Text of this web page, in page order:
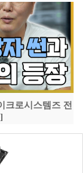
크로시스템즈 전